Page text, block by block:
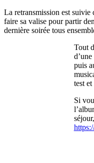
La retransmission est suivie
faire sa valise pour partir
dernière soirée tous
Tout
puis
test
Si